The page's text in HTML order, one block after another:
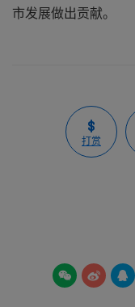
市发展做出贡献。
打赏
  